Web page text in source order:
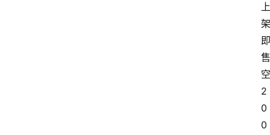
上
架
即
售
空
2
0
0